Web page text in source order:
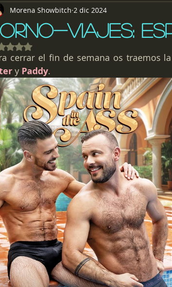
VIAJES:
Morena Showbitch 2 dic 2024
Obtuvo NaN de 5 estrellas.
y Paddy.